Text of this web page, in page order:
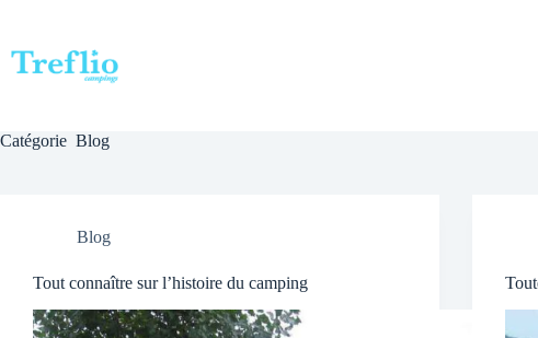
contenu
Catégorie Blog
Blog
Tout connaître sur l’histoire du camping